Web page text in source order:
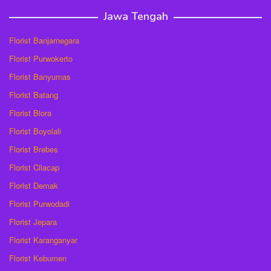
Jawa Tengah
Florist Banjarnegara
Florist Purwokerto
Florist Banyumas
Florist Batang
Florist Blora
Florist Boyolali
Florist Brebes
Florist Cilacap
Florist Demak
Florist Purwodadi
Florist Jepara
Florist Karanganyar
Florist Kebumen